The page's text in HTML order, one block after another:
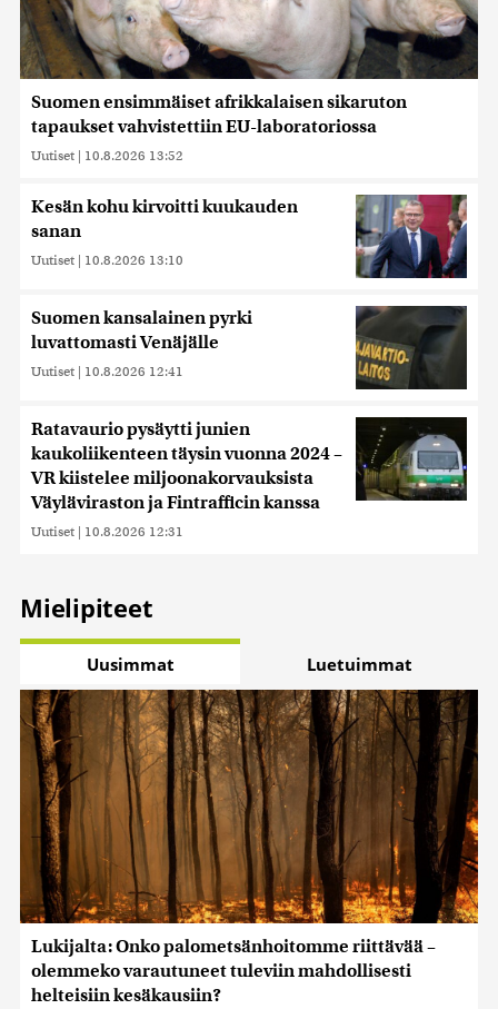
Suomen ensimmäiset afrikkalaisen sikaruton
tapaukset vahvistettiin EU-laboratoriossa
Uutiset | 10.8.2026 13:52
Kesän kohu kirvoitti kuukauden
sanan
Uutiset | 10.8.2026 13:10
Suomen kansalainen pyrki
luvattomasti Venäjälle
Uutiset | 10.8.2026 12:41
Ratavaurio pysäytti junien
kaukoliikenteen täysin vuonna 2024 –
VR kiistelee miljoonakorvauksista
Väyläviraston ja Fintrafficin kanssa
Uutiset | 10.8.2026 12:31
Mielipiteet
Uusimmat Luetuimmat
Lukijalta: Onko palometsänhoitomme riittävää –
olemmeko varautuneet tuleviin mahdollisesti
helteisiin kesäkausiin?